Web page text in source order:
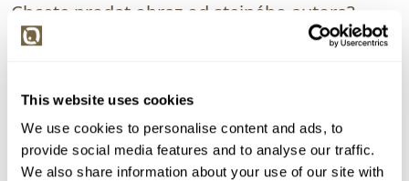
This website uses cookies
We use cookies to personalise content and ads, to
provide social media features and to analyse our traffic.
We also share information about your use of our site with
Chcete prodat obraz od stejného autora?
> Zobrazit informaci jak prodat obraz v aukci
Částka Přihozeno
12 000 Kč
03.12.2019 20:13:56
3211
11 000 Kč
03.12.2019 18:45:16
550